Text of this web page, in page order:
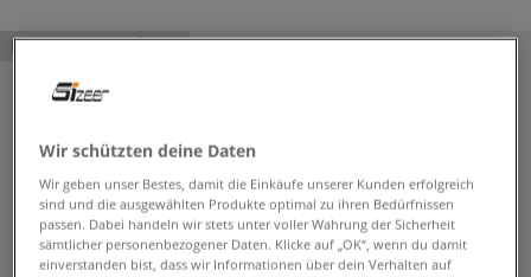
PRODUKT NICHT VERFÜGBAR
Wir schützten deine Daten
Wir geben unser Bestes, damit die Einkäufe unserer Kunden erfolgreich
sind und die ausgewählten Produkte optimal zu ihren Bedürfnissen
passen. Dabei handeln wir stets unter voller Wahrung der Sicherheit
sämtlicher personenbezogener Daten. Klicke auf „OK“, wenn du damit
einverstanden bist, dass wir Informationen über dein Verhalten auf